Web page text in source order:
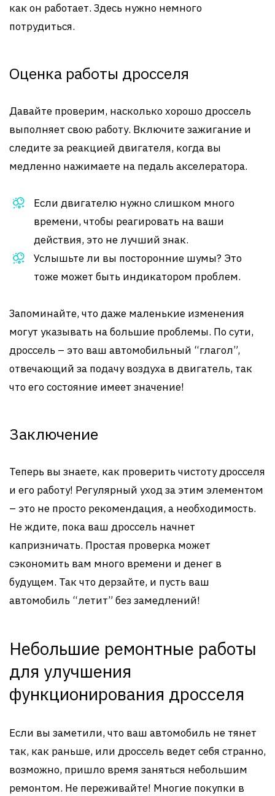
как он работает. Здесь нужно немного
потрудиться.
Оценка работы дросселя
Давайте проверим, насколько хорошо дроссель
выполняет свою работу. Включите зажигание и
следите за реакцией двигателя, когда вы
медленно нажимаете на педаль акселератора.
Если двигателю нужно слишком много
времени, чтобы реагировать на ваши
действия, это не лучший знак.
Услышьте ли вы посторонние шумы? Это
тоже может быть индикатором проблем.
Запоминайте, что даже маленькие изменения
могут указывать на большие проблемы. По сути,
дроссель – это ваш автомобильный “глагол”,
отвечающий за подачу воздуха в двигатель, так
что его состояние имеет значение!
Заключение
Теперь вы знаете, как проверить чистоту дросселя
и его работу! Регулярный уход за этим элементом
– это не просто рекомендация, а необходимость.
Не ждите, пока ваш дроссель начнет
капризничать. Простая проверка может
сэкономить вам много времени и денег в
будущем. Так что дерзайте, и пусть ваш
автомобиль “летит” без замедлений!
Небольшие ремонтные работы
для улучшения
функционирования дросселя
Если вы заметили, что ваш автомобиль не тянет
так, как раньше, или дроссель ведет себя странно,
возможно, пришло время заняться небольшим
ремонтом. Не переживайте! Многие покупки в